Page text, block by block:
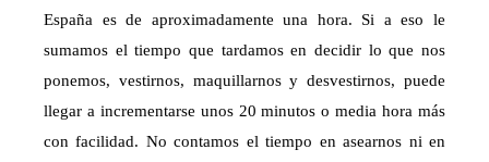
España es de aproximadamente una hora. Si a eso le
sumamos el tiempo que tardamos en decidir lo que nos
ponemos, vestirnos, maquillarnos y desvestirnos, puede
llegar a incrementarse unos 20 minutos o media hora más
con facilidad. No contamos el tiempo en asearnos ni en